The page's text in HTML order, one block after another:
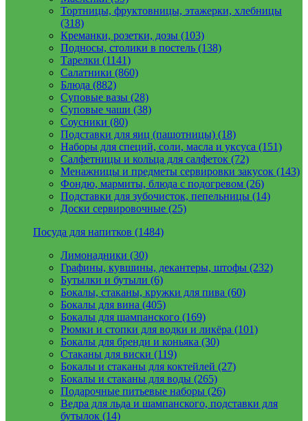
Тортницы, фруктовницы, этажерки, хлебницы
(318)
Креманки, розетки, дозы (103)
Подносы, столики в постель (138)
Тарелки (1141)
Салатники (860)
Блюда (882)
Суповые вазы (28)
Суповые чаши (38)
Соусники (80)
Подставки для яиц (пашотницы) (18)
Наборы для специй, соли, масла и уксуса (151)
Салфетницы и кольца для салфеток (72)
Менажницы и предметы сервировки закусок (143)
Фондю, мармиты, блюда с подогревом (26)
Подставки для зубочисток, пепельницы (14)
Доски сервировочные (25)
Посуда для напитков (1484)
Лимонадники (30)
Графины, кувшины, декантеры, штофы (232)
Бутылки и бутыли (6)
Бокалы, стаканы, кружки для пива (60)
Бокалы для вина (405)
Бокалы для шампанского (169)
Рюмки и стопки для водки и ликёра (101)
Бокалы для бренди и коньяка (30)
Стаканы для виски (119)
Бокалы и стаканы для коктейлей (27)
Бокалы и стаканы для воды (265)
Подарочные питьевые наборы (26)
Ведра для льда и шампанского, подставки для
бутылок (14)